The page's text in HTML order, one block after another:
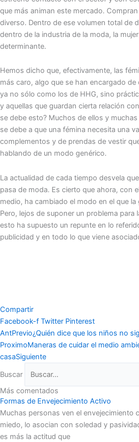
que más animan este mercado.
diverso. Dentro de ese volumen total de
dentro de la industria de la moda, la
determinante.
Hemos dicho que, efectivamente, las
más caro, algo que se han encargado
ya no sólo como los de HHG, sino
y aquellas que guardan cierta relación
se debe esto? Muchos de ellos y
se debe a que una fémina necesita una
complementos y de prendas de vestir
hablando de un modo genérico.
La actualidad de cada tiempo desvela
pasa de moda. Es cierto que ahora, con
medio, ha cambiado el modo en el que
Pero, lejos de suponer un problema para
esto ha supuesto un repunte en lo
publicidad y en todo lo que viene
Compartir
Facebook-f Twitter Pinterest
AntPrevio¿Quién dice que los niños no
ProximoManeras de cuidar el medio
casaSiguiente
Buscar
Más comentados
Formas de Envejecimiento Activo
Muchas personas ven el envejecimiento
miedo, lo asocian con soledad y
es más la actitud que